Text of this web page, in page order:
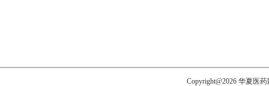
Copyright@2026 华夏医